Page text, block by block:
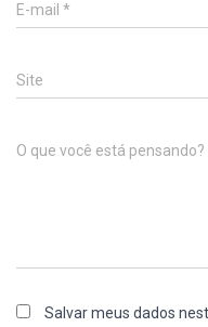
E-mail *
Site
O que você está pensando?
Salvar meus dados